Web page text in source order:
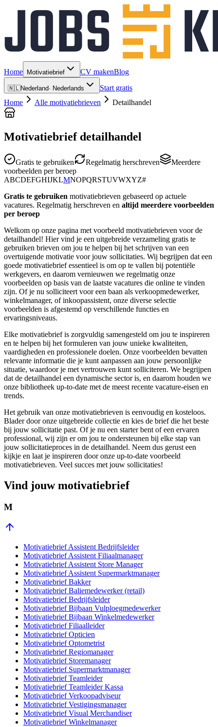
Home Motivatiebrief CV makenBlog
🇳🇱Nederland· Nederlands
Start gratis
Home
Alle motivatiebrieven Detailhandel
Motivatiebrief detailhandel
Gratis te gebruiken Regelmatig herschreven
Meerdere
voorbeelden per beroep
ABCDEFGHIJKLMNOPQRSTUVWXYZ#
Gratis te gebruiken motivatiebrieven gebaseerd op actuele
vacatures. Regelmatig herschreven en altijd meerdere voorbeelden
per beroep
Welkom op onze pagina met voorbeeld motivatiebrieven voor de
detailhandel! Hier vind je een uitgebreide verzameling gratis te
gebruiken brieven om jou te helpen bij het schrijven van een
overtuigende motivatie voor jouw sollicitaties. Wij begrijpen dat een
goede motivatiebrief essentieel is om op te vallen bij potentiële
werkgevers, en daarom vernieuwen we regelmatig onze
voorbeelden op basis van de laatste vacatures die online te vinden
zijn. Of je nu solliciteert voor een baan als verkoopmedewerker,
winkelmanager, of inkoopassistent, onze diverse selectie
voorbeelden is afgestemd op verschillende functies en
ervaringsniveaus.
Elke motivatiebrief is zorgvuldig samengesteld om jou te inspireren
en te helpen bij het formuleren van jouw unieke kwaliteiten,
vaardigheden en professionele doelen. Onze voorbeelden bevatten
relevante informatie die je kunt aanpassen aan jouw persoonlijke
situatie, waardoor je met vertrouwen kunt solliciteren. We begrijpen
dat de detailhandel een dynamische sector is, en daarom houden we
onze bibliotheek up-to-date met de meest recente vacature-eisen en
trends.
Het gebruik van onze motivatiebrieven is eenvoudig en kosteloos.
Blader door onze uitgebreide collectie en kies de brief die het beste
bij jouw sollicitatie past. Of je nu een starter bent of een ervaren
professional, wij zijn er om jou te ondersteunen bij elke stap van
jouw sollicitatieproces in de detailhandel. Neem dus gerust een
kijkje en laat je inspireren door onze up-to-date voorbeeld
motivatiebrieven. Veel succes met jouw sollicitaties!
Vind jouw motivatiebrief
M
Motivatiebrief Assistent Bedrijfsleider
Motivatiebrief Assistent Filiaalmanager
Motivatiebrief Assistent Store Manager
Motivatiebrief Assistent Supermarktmanager
Motivatiebrief Bakker
Motivatiebrief Baliemedewerker (retail)
Motivatiebrief Bedrijfsleider
Motivatiebrief Bijbaan Vulploegmedewerker
Motivatiebrief Bijbaan Winkelmedewerker
Motivatiebrief Filiaalleider
Motivatiebrief Opticien
Motivatiebrief Optometrist
Motivatiebrief Regiomanager
Motivatiebrief Storemanager
Motivatiebrief Supermarktmanager
Motivatiebrief Teamleider
Motivatiebrief Teamleider Kassa
Motivatiebrief Verkoopadviseur
Motivatiebrief Vestigingsmanager
Motivatiebrief Visual Merchandiser
Motivatiebrief Winkelmanager